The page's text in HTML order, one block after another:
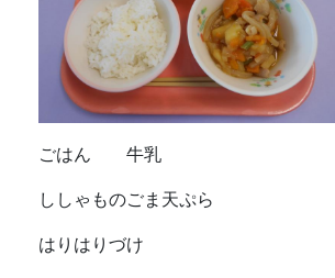
ごはん 牛乳
ししゃものごま天ぷら
はりはりづけ